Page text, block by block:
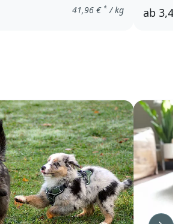
41,96 € * / kg ab